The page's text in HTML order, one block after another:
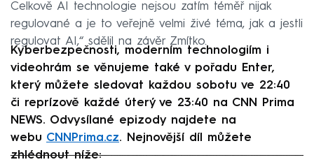
Celkově AI technologie nejsou zatím téměř nijak
regulované a je to veřejně velmi živé téma, jak a jestli
regulovat AI,“ sdělil na závěr Zmítko.
Kyberbezpečnosti, moderním technologiím i
videohrám se věnujeme také v pořadu Enter,
který můžete sledovat každou sobotu ve 22:40
či reprízově každé úterý ve 23:40 na CNN Prima
NEWS. Odvysílané epizody najdete na
webu CNNPrima.cz. Nejnovější díl můžete
zhlédnout níže: